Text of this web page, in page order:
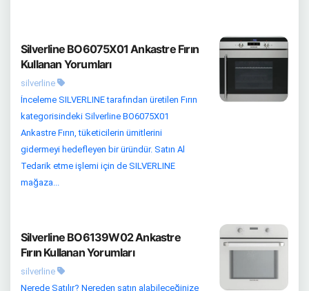
Silverline BO6075X01 Ankastre Fırın
Kullanan Yorumları
silverline
İnceleme SILVERLINE tarafından üretilen Fırın
kategorisindeki Silverline BO6075X01
Ankastre Fırın, tüketicilerin ümitlerini
gidermeyi hedefleyen bir üründür. Satın Al
Tedarik etme işlemi için de SILVERLINE
mağaza...
Silverline BO6139W02 Ankastre
Fırın Kullanan Yorumları
silverline
Nerede Satılır? Nereden satın alabileceğinize